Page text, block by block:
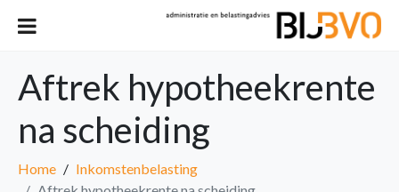
Aftrek hypotheekrente
na scheiding
Home
Inkomstenbelasting